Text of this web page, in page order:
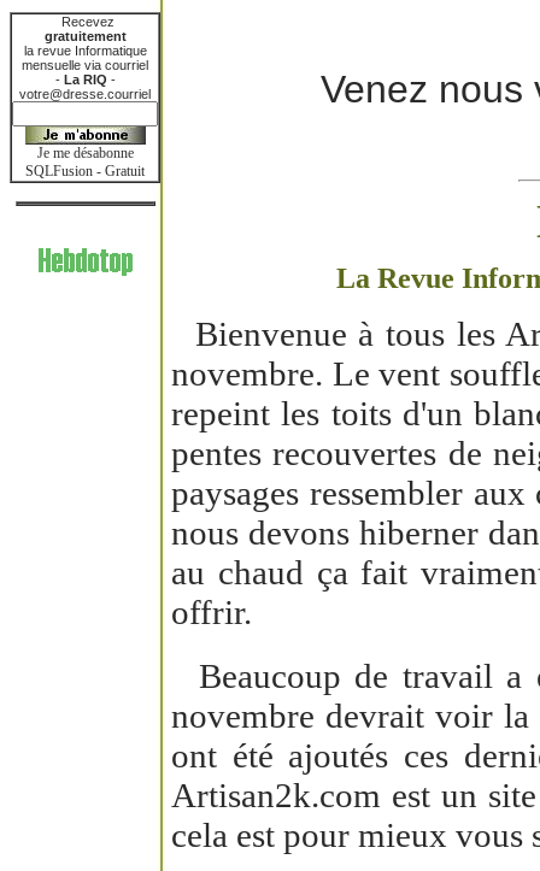
Recevez
gratuitement
la revue Informatique
mensuelle via courriel
- La RIQ -
votre@dresse.courriel
Je me désabonne
SQLFusion - Gratuit
Venez nous
La Revue
Bienvenue à tous les
novembre. Le vent
repeint les toits d'un
pentes recouvertes de
paysages ressembler
nous devons hiberner
au chaud ça fait
offrir.
Beaucoup de travail a
novembre devrait voir la
ont été ajoutés ces
Artisan2k.com est un
cela est pour mieux vous